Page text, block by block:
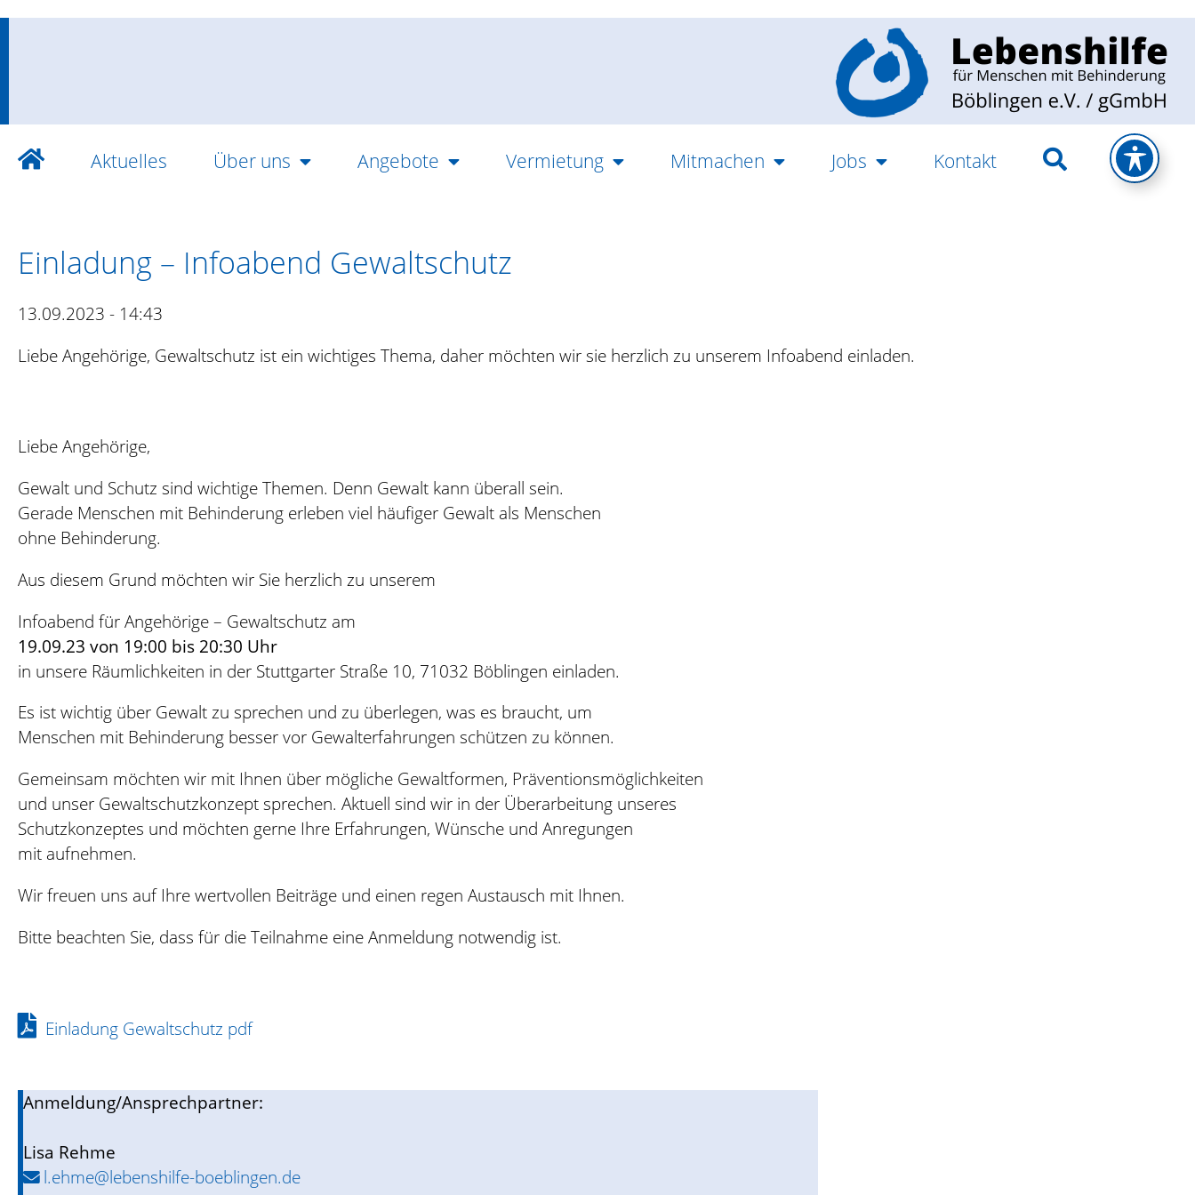
Aktuelles Über uns Angebote Vermietung Mitmachen Jobs Kontakt
Einladung – Infoabend Gewaltschutz
13.09.2023 - 14:43
Liebe Angehörige, Gewaltschutz ist ein wichtiges Thema, daher möchten wir sie herzlich zu unserem Infoabend einladen.
Liebe Angehörige,
Gewalt und Schutz sind wichtige Themen. Denn Gewalt kann überall sein.
Gerade Menschen mit Behinderung erleben viel häufiger Gewalt als Menschen
ohne Behinderung.
Aus diesem Grund möchten wir Sie herzlich zu unserem
Infoabend für Angehörige – Gewaltschutz am
19.09.23 von 19:00 bis 20:30 Uhr
in unsere Räumlichkeiten in der Stuttgarter Straße 10, 71032 Böblingen einladen.
Es ist wichtig über Gewalt zu sprechen und zu überlegen, was es braucht, um
Menschen mit Behinderung besser vor Gewalterfahrungen schützen zu können.
Gemeinsam möchten wir mit Ihnen über mögliche Gewaltformen, Präventionsmöglichkeiten
und unser Gewaltschutzkonzept sprechen. Aktuell sind wir in der Überarbeitung unseres
Schutzkonzeptes und möchten gerne Ihre Erfahrungen, Wünsche und Anregungen
mit aufnehmen.
Wir freuen uns auf Ihre wertvollen Beiträge und einen regen Austausch mit Ihnen.
Bitte beachten Sie, dass für die Teilnahme eine Anmeldung notwendig ist.
Einladung Gewaltschutz pdf
Anmeldung/Ansprechpartner:
Lisa Rehme
l.ehme@lebenshilfe-boeblingen.de